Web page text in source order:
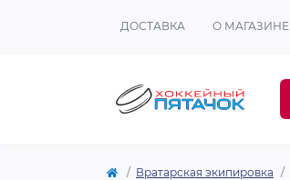
ДОСТАВКА О МАГАЗИНЕ
Вратарская экипировка